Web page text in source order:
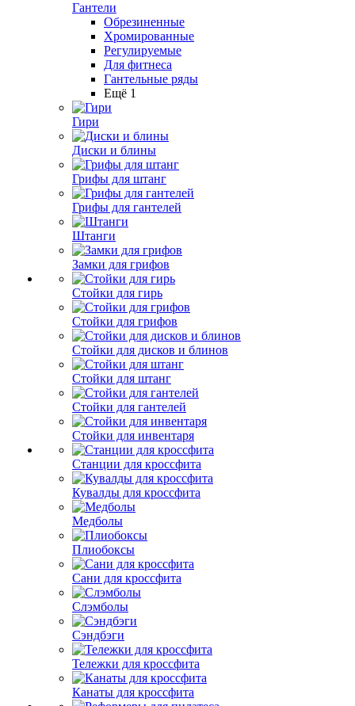
Гантели
Обрезиненные
Хромированные
Регулируемые
Для фитнеса
Гантельные ряды
Ещё 1
Гири
Диски и блины
Грифы для штанг
Грифы для гантелей
Штанги
Замки для грифов
Стойки для гирь
Стойки для грифов
Стойки для дисков и блинов
Стойки для штанг
Стойки для гантелей
Стойки для инвентаря
Станции для кроссфита
Кувалды для кроссфита
Медболы
Плиобоксы
Сани для кроссфита
Слэмболы
Сэндбэги
Тележки для кроссфита
Канаты для кроссфита